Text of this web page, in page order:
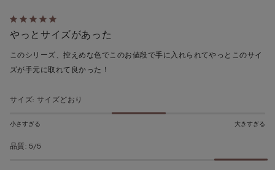
5
段
階
の
ち
の
価
やっとサイズがあった
このシリーズ、控えめな色でこのお値段で手に入れられてやっとこのサイ
ズが手元に取れて良かった！
サイズ: サイズどおり
小さすぎる 大きすぎる
品質: 5/5